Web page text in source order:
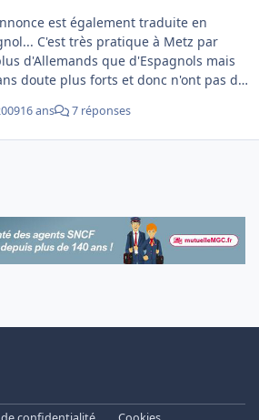
C'est très pratique à Metz par
d'Allemands que d'Espagnols mais
doute plus forts et donc n'ont pas de
16 ans 7 réponses